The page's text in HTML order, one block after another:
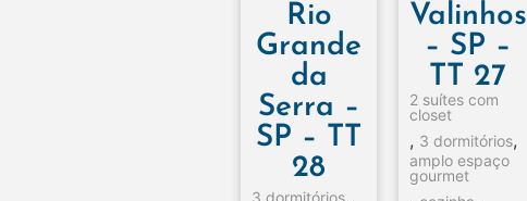
Rio
Grande
da
Serra –
SP – TT
28
3 dormitórios,
Valinhos
– SP –
TT 27
2 suítes com
closet
, 3 dormitórios,
amplo espaço
gourmet